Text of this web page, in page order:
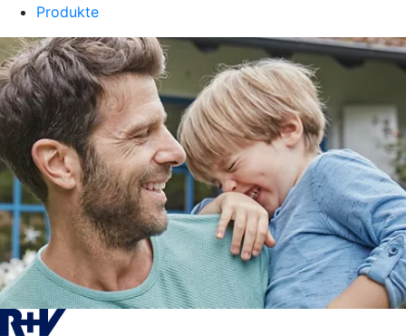
Produkte